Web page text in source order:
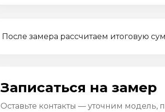
После замера рассчитаем итоговую
Записаться на замер
Оставьте контакты — уточним модель,